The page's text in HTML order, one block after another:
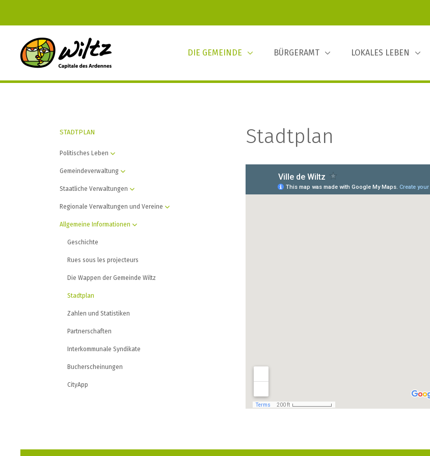
DIE GEMEINDE BÜRGERAMT LOKALES LEBEN
STADTPLAN
Politisches Leben
Gemeindeverwaltung
Staatliche Verwaltungen
Regionale Verwaltungen und Vereine
Allgemeine Informationen
Geschichte
Rues sous les projecteurs
Die Wappen der Gemeinde Wiltz
Stadtplan
Zahlen und Statistiken
Partnerschaften
Interkommunale Syndikate
Bucherscheinungen
CityApp
Stadtplan